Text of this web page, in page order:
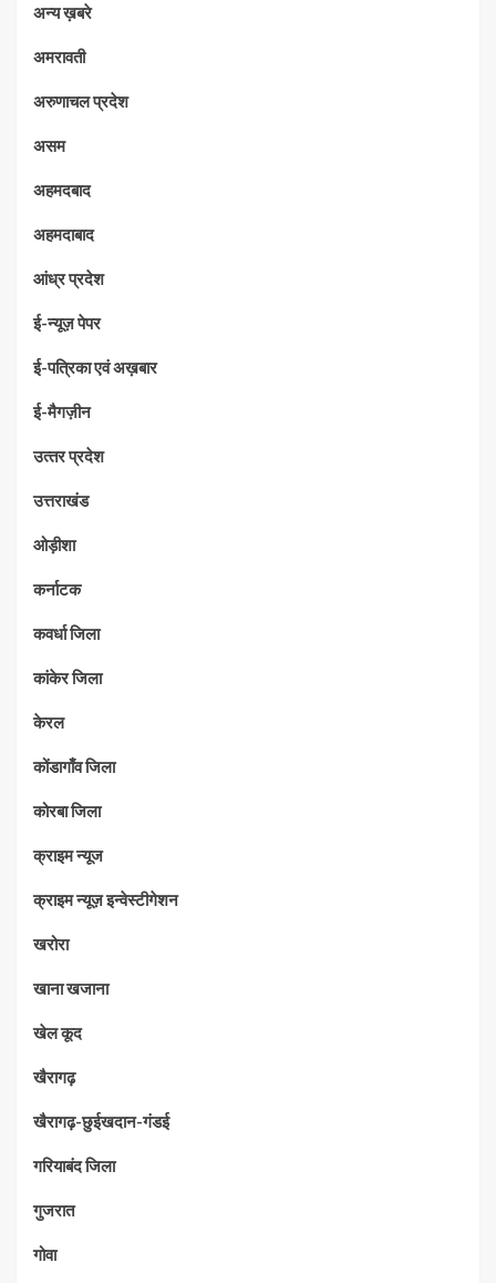
अन्य ख़बरे
अमरावती
अरुणाचल प्रदेश
असम
अहमदबाद
अहमदाबाद
आंध्र प्रदेश
ई-न्यूज़ पेपर
ई-पत्रिका एवं अख़बार
ई-मैगज़ीन
उत्‍तर प्रदेश
उत्तराखंड
ओड़ीशा
कर्नाटक
कवर्धा जिला
कांकेर जिला
केरल
कोंडागाँव जिला
कोरबा जिला
क्राइम न्यूज
क्राइम न्यूज़ इन्वेस्टीगेशन
खरोरा
खाना खजाना
खेल कूद
खैरागढ़
खैरागढ़-छुईखदान-गंडई
गरियाबंद जिला
गुजरात
गोवा